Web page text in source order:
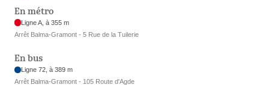
En métro
Ligne A, à 355 m
Arrêt Balma-Gramont - 5 Rue de la Tuilerie
En bus
Ligne 72, à 389 m
Arrêt Balma-Gramont - 105 Route d'Agde